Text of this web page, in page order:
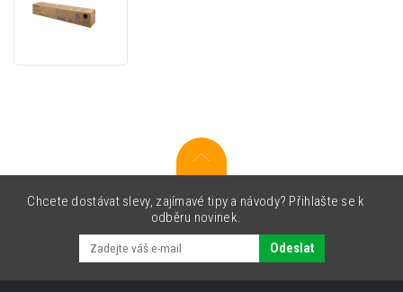
černá
Chcete dostávat slevy, zajímavé tipy a návody? Přihlašte se k
odběru novinek.
Odeslat